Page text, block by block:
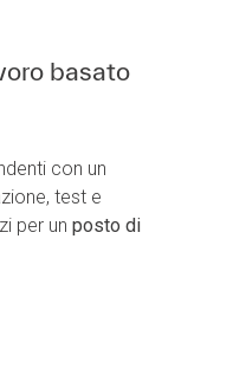
basato
con un
test e
per un posto di